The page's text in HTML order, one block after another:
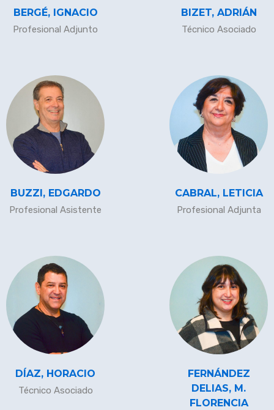
BERGÉ, IGNACIO
Profesional Adjunto
BIZET, ADRIÁN
Técnico Asociado
BUZZI, EDGARDO
Profesional Asistente
CABRAL, LETICIA
Profesional Adjunta
DÍAZ, HORACIO
Técnico Asociado
FERNÁNDEZ
DELIAS, M.
FLORENCIA